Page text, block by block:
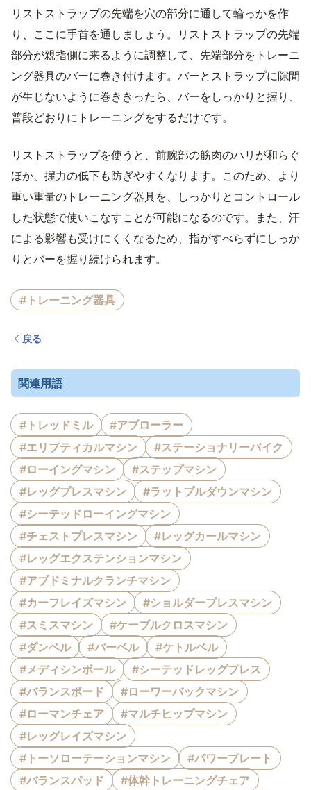
リストストラップの先端を穴の部分に通して輪っかを作
り、ここに手首を通しましょう。リストストラップの先端
部分が親指側に来るように調整して、先端部分をトレーニ
ング器具のバーに巻き付けます。バーとストラップに隙間
が生じないように巻ききったら、バーをしっかりと握り、
普段どおりにトレーニングをするだけです。
リストストラップを使うと、前腕部の筋肉のハリが和らぐ
ほか、握力の低下も防ぎやすくなります。このため、より
重い重量のトレーニング器具を、しっかりとコントロール
した状態で使いこなすことが可能になるのです。また、汗
による影響も受けにくくなるため、指がすべらずにしっか
りとバーを握り続けられます。
#トレーニング器具
戻る
関連用語
#トレッドミル
#アブローラー
#エリプティカルマシン
#ステーショナリーバイク
#ローイングマシン
#ステップマシン
#レッグプレスマシン
#ラットプルダウンマシン
#シーテッドローイングマシン
#チェストプレスマシン
#レッグカールマシン
#レッグエクステンションマシン
#アブドミナルクランチマシン
#カーフレイズマシン
#ショルダープレスマシン
#スミスマシン
#ケーブルクロスマシン
#ダンベル
#バーベル
#ケトルベル
#メディシンボール
#シーテッドレッグプレス
#バランスボード
#ローワーバックマシン
#ローマンチェア
#マルチヒップマシン
#レッグレイズマシン
#トーソローテーションマシン
#パワープレート
#バランスパッド
#体幹トレーニングチェア